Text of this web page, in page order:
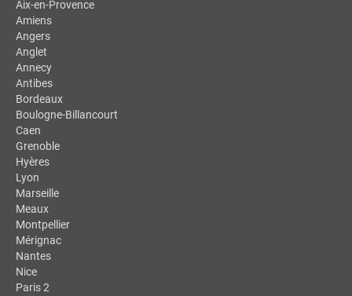
Aix-en-Provence
Amiens
Angers
Anglet
Annecy
Antibes
Bordeaux
Boulogne-Billancourt
Caen
Grenoble
Hyères
Lyon
Marseille
Meaux
Montpellier
Mérignac
Nantes
Nice
Paris 2